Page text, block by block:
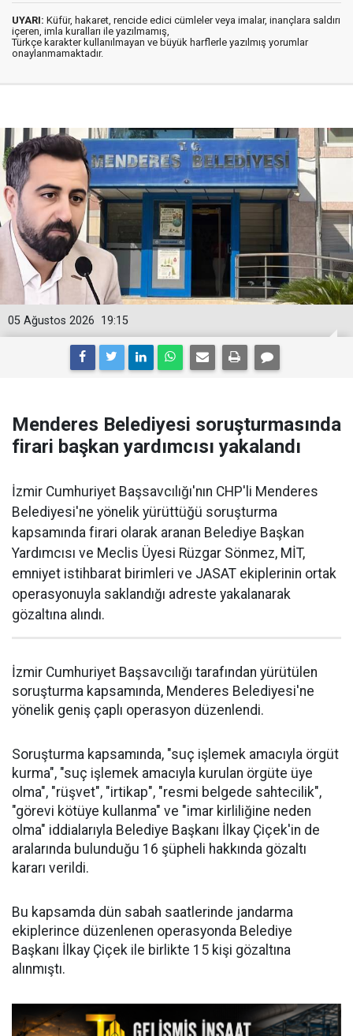
UYARI: Küfür, hakaret, rencide edici cümleler veya imalar, inançlara saldırı
içeren, imla kuralları ile yazılmamış,
Türkçe karakter kullanılmayan ve büyük harflerle yazılmış yorumlar
onaylanmamaktadır.
19:15
05 Ağustos 2026
Menderes Belediyesi soruşturmasında
firari başkan yardımcısı yakalandı
İzmir Cumhuriyet Başsavcılığı'nın CHP'li Menderes
Belediyesi'ne yönelik yürüttüğü soruşturma
kapsamında firari olarak aranan Belediye Başkan
Yardımcısı ve Meclis Üyesi Rüzgar Sönmez, MİT,
emniyet istihbarat birimleri ve JASAT ekiplerinin ortak
operasyonuyla saklandığı adreste yakalanarak
gözaltına alındı.
İzmir Cumhuriyet Başsavcılığı tarafından yürütülen
soruşturma kapsamında, Menderes Belediyesi'ne
yönelik geniş çaplı operasyon düzenlendi.
Soruşturma kapsamında, "suç işlemek amacıyla örgüt
kurma", "suç işlemek amacıyla kurulan örgüte üye
olma", "rüşvet", "irtikap", "resmi belgede sahtecilik",
"görevi kötüye kullanma" ve "imar kirliliğine neden
olma" iddialarıyla Belediye Başkanı İlkay Çiçek'in de
aralarında bulunduğu 16 şüpheli hakkında gözaltı
kararı verildi.
Bu kapsamda dün sabah saatlerinde jandarma
ekiplerince düzenlenen operasyonda Belediye
Başkanı İlkay Çiçek ile birlikte 15 kişi gözaltına
alınmıştı.